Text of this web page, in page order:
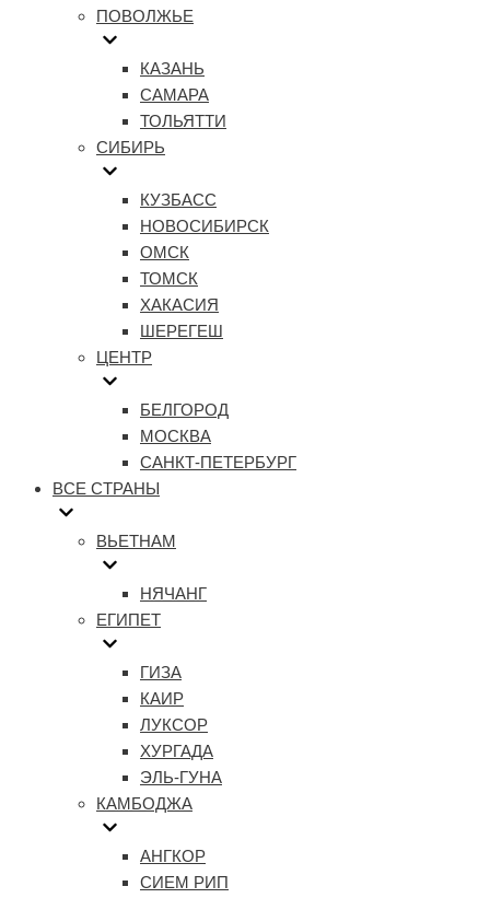
ПОВОЛЖЬЕ
КАЗАНЬ
САМАРА
ТОЛЬЯТТИ
СИБИРЬ
КУЗБАСС
НОВОСИБИРСК
ОМСК
ТОМСК
ХАКАСИЯ
ШЕРЕГЕШ
ЦЕНТР
БЕЛГОРОД
МОСКВА
САНКТ-ПЕТЕРБУРГ
ВСЕ СТРАНЫ
ВЬЕТНАМ
НЯЧАНГ
ЕГИПЕТ
ГИЗА
КАИР
ЛУКСОР
ХУРГАДА
ЭЛЬ-ГУНА
КАМБОДЖА
АНГКОР
СИЕМ РИП